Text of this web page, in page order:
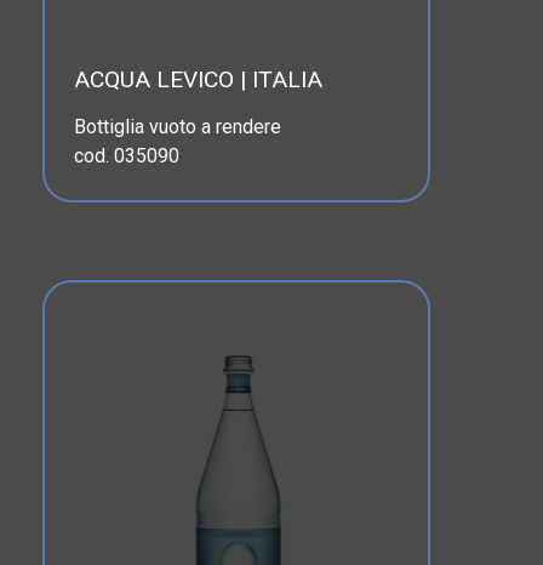
ACQUA LEVICO | ITALIA
Bottiglia vuoto a rendere
cod. 035090